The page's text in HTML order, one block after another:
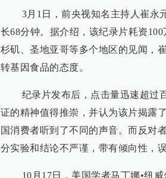
3月1日，前央视知名主持人崔永元
长68分钟。据介绍，该纪录片耗资
杉矶、圣地亚哥等多个地区的见闻，
转基因食品的态度。
纪录片发布后，点击量迅速超过百
证的精神值得推崇，并认为该片揭露
国消费者听到了不同的声音。而反对
分实验和结论不严谨，带有倾向性，误
10月17日，美国学者马丁娜•纽威